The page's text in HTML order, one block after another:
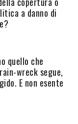
a danno di
quello che
wreck segue,
E non esente